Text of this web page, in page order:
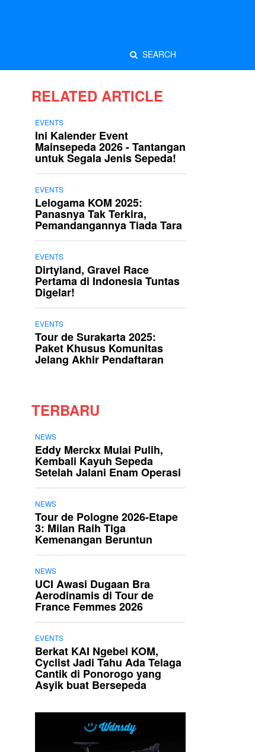
SEARCH
RELATED ARTICLE
EVENTS
Ini Kalender Event
Mainsepeda 2026 - Tantangan
untuk Segala Jenis Sepeda!
EVENTS
Lelogama KOM 2025:
Panasnya Tak Terkira,
Pemandangannya Tiada Tara
EVENTS
Dirtyland, Gravel Race
Pertama di Indonesia Tuntas
Digelar!
EVENTS
Tour de Surakarta 2025:
Paket Khusus Komunitas
Jelang Akhir Pendaftaran
TERBARU
NEWS
Eddy Merckx Mulai Pulih,
Kembali Kayuh Sepeda
Setelah Jalani Enam Operasi
NEWS
Tour de Pologne 2026-Etape
3: Milan Raih Tiga
Kemenangan Beruntun
NEWS
UCI Awasi Dugaan Bra
Aerodinamis di Tour de
France Femmes 2026
EVENTS
Berkat KAI Ngebel KOM,
Cyclist Jadi Tahu Ada Telaga
Cantik di Ponorogo yang
Asyik buat Bersepeda